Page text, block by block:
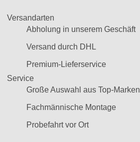
Versandarten
Abholung in unserem Geschäft
Versand durch DHL
Premium-Lieferservice
Service
Große Auswahl aus Top-Marken
Fachmännische Montage
Probefahrt vor Ort